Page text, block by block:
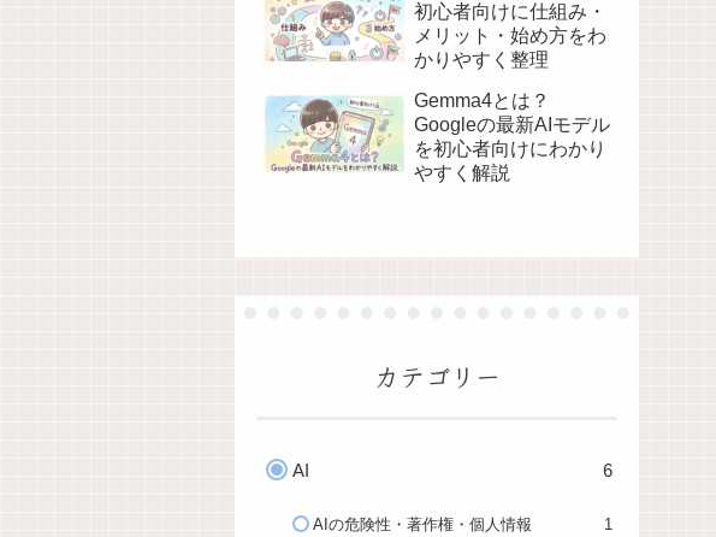
初心者向けに仕組み・
メリット・始め方をわ
かりやすく整理
Gemma4とは？
Googleの最新AIモデル
を初心者向けにわかり
やすく解説
カテゴリー
AI 6
AIの危険性・著作権・個人情報 1